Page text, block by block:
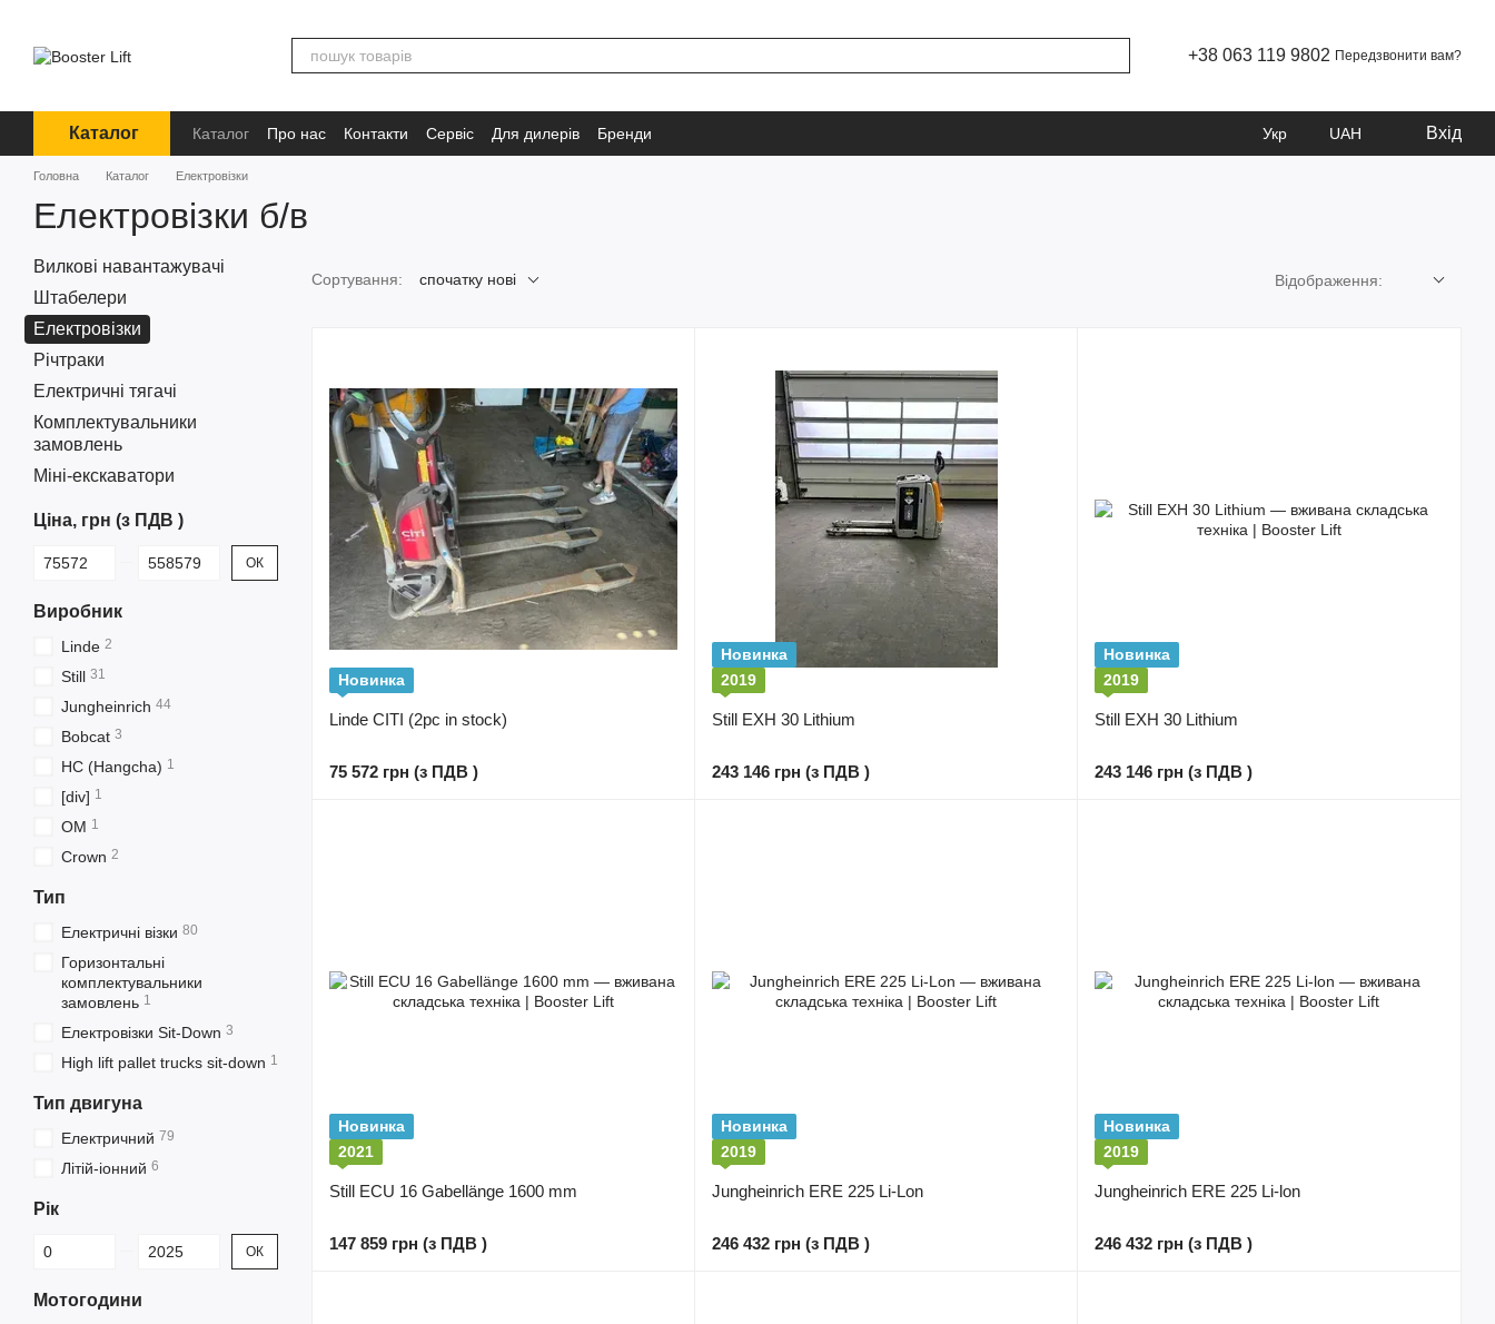
+38 063 119 9802 Передзвонити вам?
Каталог Каталог Про нас Контакти Сервіс Для дилерів
Бренди
Інформація
Укр UAH Вхід
Головна Каталог Електровізки
Електровізки б/в
Сортування: спочатку нові Відображення:
Новинка
Linde CITI (2pc in stock)
75 572 грн (з ПДВ )
Новинка
2019
Still EXH 30 Lithium
243 146 грн (з ПДВ )
Новинка
2019
Still EXH 30 Lithium
243 146 грн (з ПДВ )
Новинка
2021
Still ECU 16 Gabellänge 1600 mm
147 859 грн (з ПДВ )
Новинка
2019
Jungheinrich ERE 225 Li-Lon
246 432 грн (з ПДВ )
Новинка
2019
Jungheinrich ERE 225 Li-lon
246 432 грн (з ПДВ )
Вилкові навантажувачі
Штабелери
Електровізки
Річтраки
Електричні тягачі
Комплектувальники
замовлень
Міні-екскаватори
Ціна, грн (з ПДВ )
Від Ціна, грн (з ПДВ )
До Ціна, грн (з ПДВ ) ОК
Виробник
Linde 2
Still 31
Jungheinrich 44
Bobcat 3
HC (Hangcha) 1
[div] 1
OM 1
Crown 2
Тип
Електричні візки 80
Горизонтальні
комплектувальники
замовлень 1
Електровізки Sit-Down 3
High lift pallet trucks sit-down 1
Тип двигуна
Електричний 79
Літій-іонний 6
Рік
Від Рік
До Рік ОК
Мотогодини